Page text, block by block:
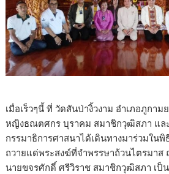
เมื่อเร็วๆนี้ ที่ วัดสันป่างิ้วงาม อำเภอภูกาม
หญิงธณตศกร บุราคม สมาชิกวุฒิสภา แล
กรรมาธิการศาสนาได้เดินทางมาร่วมใน
ถวายแด่พระสงฆ์ที่จำพรรษาถ้วนไตรมาส
นายขจรศักดิ์ ศรีวิราช สมาชิกวุฒิสภา เป็